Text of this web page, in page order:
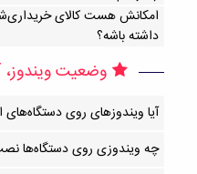
امکانش هست کالای
داشته باشه؟
وضعیت ویندوز،
آیا ویندوزهای روی
چه ویندوزی روی دستگاه‌ها